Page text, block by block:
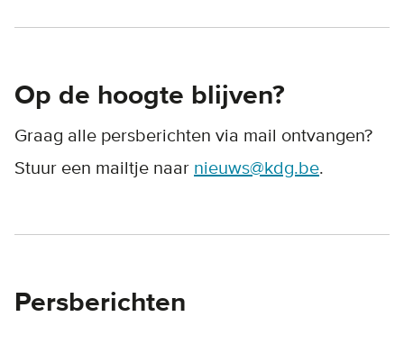
Op de hoogte blijven?
Graag alle persberichten via mail ontvangen?
Stuur een mailtje naar nieuws@kdg.be.
Persberichten